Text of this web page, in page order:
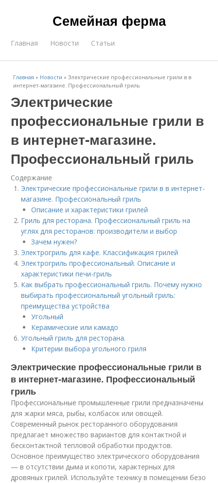
Семейная ферма
Главная Новости Статьи
Главная » Новости »Электрические профессиональные грили в в
интернет-магазине. Профессиональный гриль
Электрические
профессиональные грили в
в интернет-магазине.
Профессиональный гриль
Содержание
Электрические профессиональные грили в в интернет-
магазине. Профессиональный гриль
Описание и характеристики грилей
Гриль для ресторана. Профессиональный гриль на
углях для ресторанов: производители и выбор
Зачем нужен?
Электрогриль для кафе. Классификация грилей
Электрогриль профессиональный. Описание и
характеристики печи-гриль
Как выбрать профессиональный гриль. Почему нужно
выбирать профессиональный угольный гриль:
преимущества устройства
Угольный
Керамические или камадо
Угольный гриль для ресторана.
Критерии выбора угольного гриля
Электрические профессиональные грили в
в интернет-магазине. Профессиональный
гриль
Профессиональные промышленные грили предназначены
для жарки мяса, рыбы, колбасок или овощей.
Современный рынок ресторанного оборудования
предлагает множество вариантов для контактной и
бесконтактной тепловой обработки продуктов.
Основное преимущество электрического оборудования
— в отсутствии дыма и копоти, характерных для
дровяных грилей. Используйте технику в помещении безо